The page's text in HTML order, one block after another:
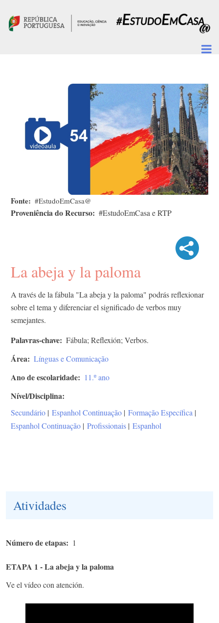
Fonte #EstudoEmCasa@
Proveniência do Recurso #EstudoEmCasa e RTP
La abeja y la paloma
A través de la fábula "La abeja y la paloma" podrás reflexionar
sobre el tema y diferenciar el significado de verbos muy
semejantes.
Palavras-chave Fábula; Reflexión; Verbos.
Área Línguas e Comunicação
Ano de escolaridade 11.º ano
Nível/Disciplina
Secundário | Espanhol Continuação | Formação Específica |
Espanhol Continuação | Profissionais | Espanhol
Atividades
Número de etapas 1
ETAPA 1 - La abeja y la paloma
Ve el vídeo con atención.